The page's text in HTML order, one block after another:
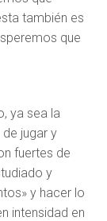
también es
que
ya sea la
jugar y
fuertes de
y
y hacer lo
intensidad en